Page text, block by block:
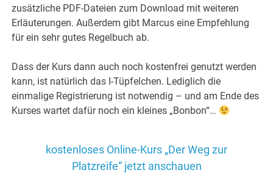
zusätzliche PDF-Dateien zum Download mit weiteren
Erläuterungen. Außerdem gibt Marcus eine Empfehlung
für ein sehr gutes Regelbuch ab.
Dass der Kurs dann auch noch kostenfrei genutzt werden
kann, ist natürlich das I-Tüpfelchen. Lediglich die
einmalige Registrierung ist notwendig – und am Ende des
Kurses wartet dafür noch ein kleines „Bonbon“…
kostenloses Online-Kurs „Der Weg zur
Platzreife“ jetzt anschauen